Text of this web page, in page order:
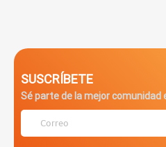
SUSCRÍBETE
Sé parte de la mejor comunidad